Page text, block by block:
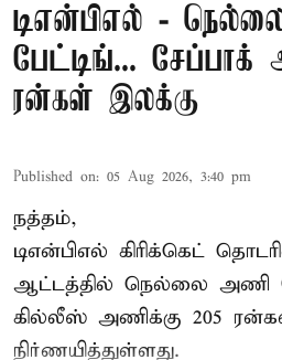
டிஎன்பிஎல் - நெல்லை
பேட்டிங்... சேப்பாக்
ரன்கள் இலக்கு
Published on: 05 Aug 2026, 3:40 pm
நத்தம்,
டிஎன்பிஎல் கிரிக்கெட்
ஆட்டத்தில் நெல்லை அணி
கில்லீஸ் அணிக்கு 205
நிர்ணயித்துள்ளது.